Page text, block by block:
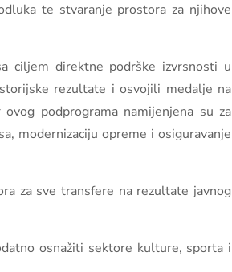
te stvaranje prostora za njihove
ciljem direktne podrške izvrsnosti u
rezultate i osvojili medalje na
podprograma namijenjena su za
modernizaciju opreme i osiguravanje
za sve transfere na rezultate javnog
osnažiti sektore kulture, sporta i